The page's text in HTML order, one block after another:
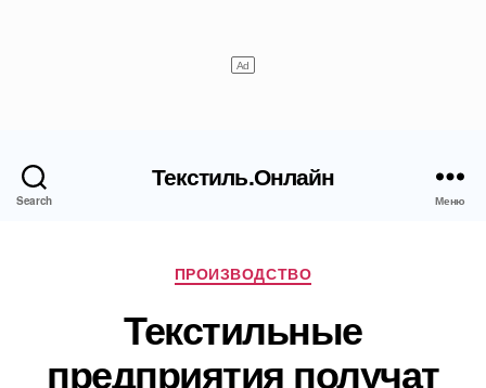
Search
Текстиль.Онлайн
Меню
Рубрики
ПРОИЗВОДСТВО
Текстильные
предприятия получат